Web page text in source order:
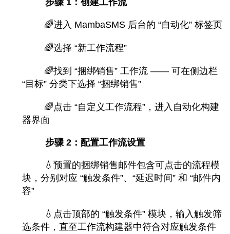
步骤 1：创建工作流
🌈进入 MambaSMS 后台的 “自动化” 标签页
🌈选择 “新工作流程”
🌈找到 “捆绑销售” 工作流 —— 可在侧边栏
“目标” 分类下选择 “捆绑销售”
🌈点击 “自定义工作流程”，进入自动化构建
器界面
步骤 2：配置工作流设置
💧 预置的捆绑销售邮件包含可点击的流程模
块，分别对应 “触发条件”、“延迟时间” 和 “邮件内
容”
💧 点击顶部的 “触发条件” 模块，输入触发筛
选条件，直至工作流构建器中符合对应触发条件